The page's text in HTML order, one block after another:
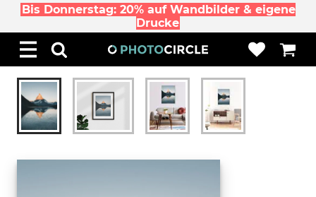
Bis Donnerstag: 20% auf Wandbilder & eigene
Drucke